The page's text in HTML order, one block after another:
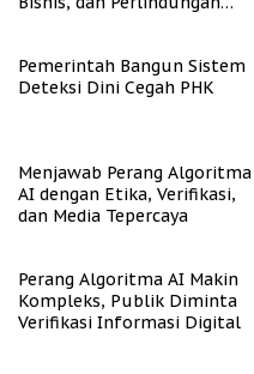
Pemerintah Bangun Sistem
Deteksi Dini Cegah PHK
Menjawab Perang Algoritma
AI dengan Etika, Verifikasi,
dan Media Tepercaya
Perang Algoritma AI Makin
Kompleks, Publik Diminta
Verifikasi Informasi Digital